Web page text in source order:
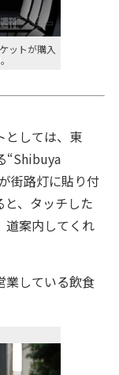
ットが購入
としては、東
“Shibuya
街路灯に貼り付
と、タッチした
道案内してくれ
業している飲食